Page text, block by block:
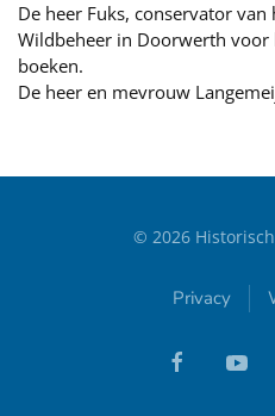
De heer Fuks, conservator
Wildbeheer in Doorwerth voor
boeken.
De heer en mevrouw
© 2026
Privacy